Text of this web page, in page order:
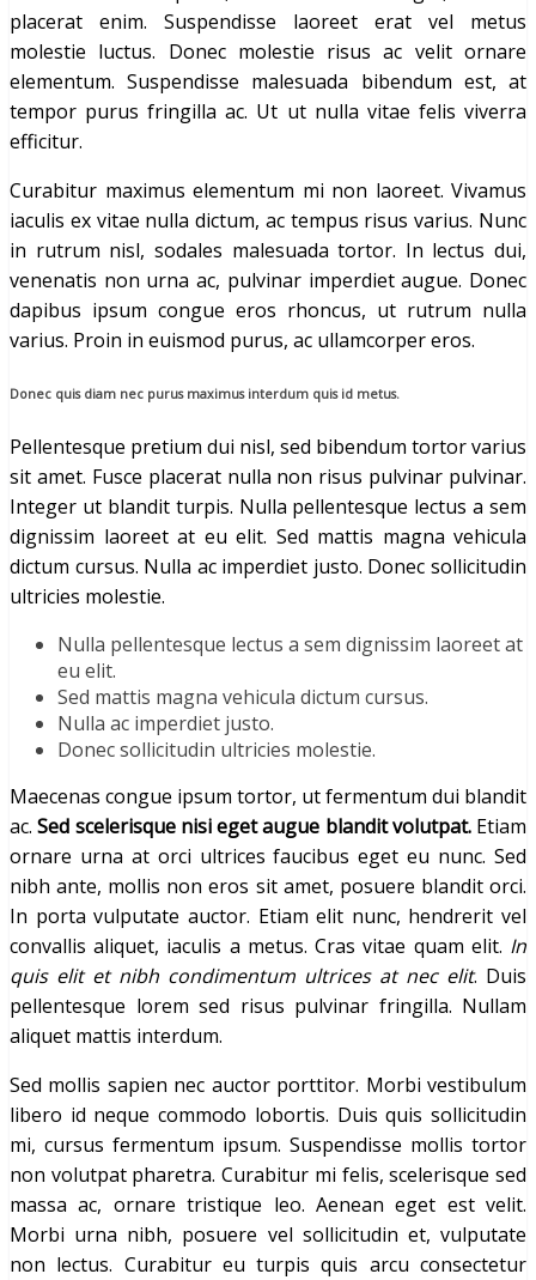
placerat enim. Suspendisse laoreet erat vel metus
molestie luctus. Donec molestie risus ac velit ornare
elementum. Suspendisse malesuada bibendum est, at
tempor purus fringilla ac. Ut ut nulla vitae felis viverra
efficitur.
Curabitur maximus elementum mi non laoreet. Vivamus
iaculis ex vitae nulla dictum, ac tempus risus varius. Nunc
in rutrum nisl, sodales malesuada tortor. In lectus dui,
venenatis non urna ac, pulvinar imperdiet augue. Donec
dapibus ipsum congue eros rhoncus, ut rutrum nulla
varius. Proin in euismod purus, ac ullamcorper eros.
Donec quis diam nec purus maximus interdum quis id metus.
Pellentesque pretium dui nisl, sed bibendum tortor varius
sit amet. Fusce placerat nulla non risus pulvinar pulvinar.
Integer ut blandit turpis. Nulla pellentesque lectus a sem
dignissim laoreet at eu elit. Sed mattis magna vehicula
dictum cursus. Nulla ac imperdiet justo. Donec sollicitudin
ultricies molestie.
Nulla pellentesque lectus a sem dignissim laoreet at
eu elit.
Sed mattis magna vehicula dictum cursus.
Nulla ac imperdiet justo.
Donec sollicitudin ultricies molestie.
Maecenas congue ipsum tortor, ut fermentum dui blandit
ac.Sed scelerisque nisi eget augue blandit volutpat.Etiam
ornare urna at orci ultrices faucibus eget eu nunc. Sed
nibh ante, mollis non eros sit amet, posuere blandit orci.
In porta vulputate auctor. Etiam elit nunc, hendrerit vel
convallis aliquet, iaculis a metus. Cras vitae quam elit. In
quis elit et nibh condimentum ultrices at nec elit. Duis
pellentesque lorem sed risus pulvinar fringilla. Nullam
aliquet mattis interdum.
Sed mollis sapien nec auctor porttitor. Morbi vestibulum
libero id neque commodo lobortis. Duis quis sollicitudin
mi, cursus fermentum ipsum. Suspendisse mollis tortor
non volutpat pharetra. Curabitur mi felis, scelerisque sed
massa ac, ornare tristique leo. Aenean eget est velit.
Morbi urna nibh, posuere vel sollicitudin et, vulputate
non lectus. Curabitur eu turpis quis arcu consectetur